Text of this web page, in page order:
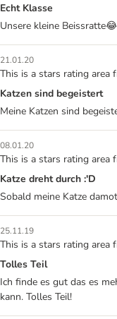
Echt Klasse
Unsere kleine
21.01.20
This is a stars rating area
Katzen sind begeistert
Meine Katzen sind
08.01.20
This is a stars rating area
Katze dreht durch :'D
Sobald meine Katze
25.11.19
This is a stars rating area
Tolles Teil
Ich finde es gut das es
kann. Tolles Teil!